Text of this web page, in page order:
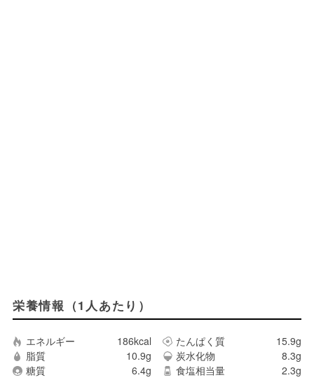
栄養情報（1人あたり）
エネルギー 186kcal たんぱく質
15.9g
脂質
10.9g 炭水化物
8.3g
糖質
6.4g 食塩相当量 2.3g